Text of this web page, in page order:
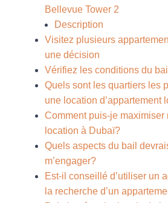
Bellevue Tower 2
Description
Visitez plusieurs
une décision
Vérifiez les conditions du bail
Quels sont les quartiers les
une location d’appartement
Comment puis-je maximiser
location à Dubaï?
Quels aspects du bail
m’engager?
Est-il conseillé d’utiliser un
la recherche d’un